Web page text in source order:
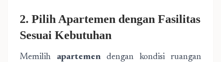
2. Pilih Apartemen dengan Fasilitas
Sesuai Kebutuhan
Memilih apartemen dengan kondisi ruangan